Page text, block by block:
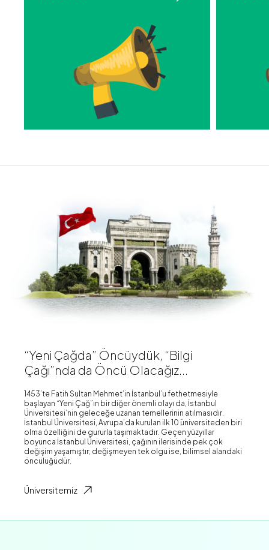
“Yeni Çağda” Öncüydük, “Bilgi
Çağı”nda da Öncü Olacağız...
1453’te Fatih Sultan Mehmet’in İstanbul’u fethetmesiyle
başlayan “Yeni Çağ”ın bir diğer önemli olayı da, İstanbul
Üniversitesi’nin geleceğe uzanan temellerinin atılmasıdır.
İstanbul Üniversitesi, Avrupa’da kurulan ilk 10 üniversiteden biri
olma özelliğini de gururla taşımaktadır. Geçen yüzyıllar
boyunca İstanbul Üniversitesi, çağının ilerisinde pek çok
değişim yaşamıştır; değişmeyen tek olgu ise, bilimsel alandaki
öncülüğüdür.
Üniversitemiz